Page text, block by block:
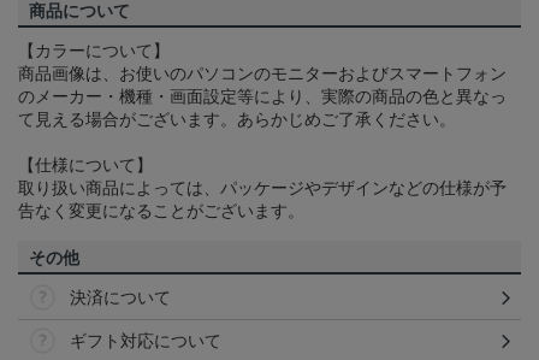
商品について
【カラーについて】
商品画像は、お使いのパソコンのモニターおよびスマートフォン
のメーカー・機種・画面設定等により、実際の商品の色と異なっ
て見える場合がございます。あらかじめご了承ください。
【仕様について】
取り扱い商品によっては、パッケージやデザインなどの仕様が予
告なく変更になることがございます。
その他
決済について
ギフト対応について